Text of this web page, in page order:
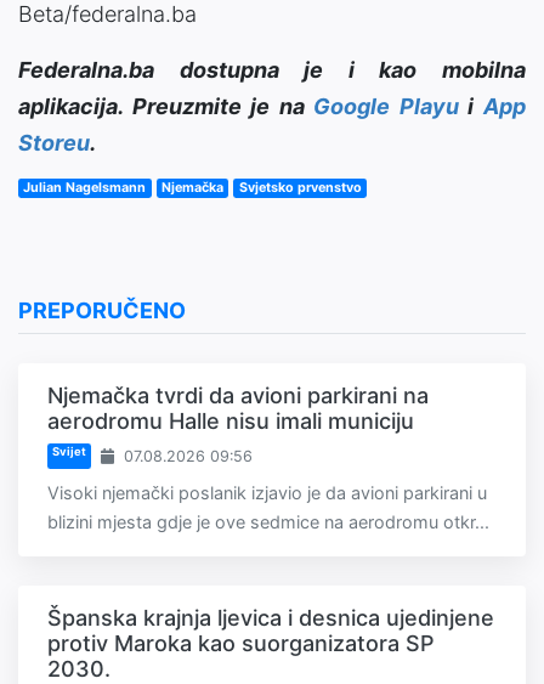
Beta/federalna.ba
Federalna.ba dostupna je i kao mobilna
aplikacija. Preuzmite je na Google PlayuiApp
Storeu.
Julian Nagelsmann Njemačka Svjetsko prvenstvo
PREPORUČENO
Njemačka tvrdi da avioni parkirani na
aerodromu Halle nisu imali municiju
Svijet 07.08.2026 09:56
Visoki njemački poslanik izjavio je da avioni parkirani u
blizini mjesta gdje je ove sedmice na aerodromu otkr...
Španska krajnja ljevica i desnica ujedinjene
protiv Maroka kao suorganizatora SP
2030.